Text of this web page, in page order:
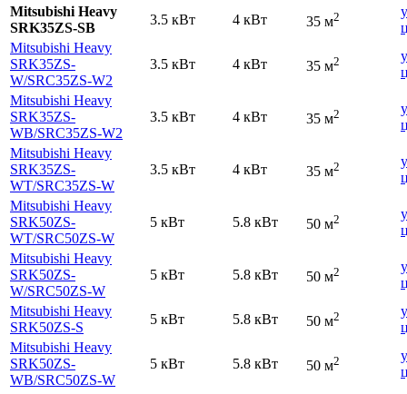
Mitsubishi Heavy
SRK35ZS-SB
3.5 кВт 4 кВт 35 м2
Mitsubishi Heavy
SRK35ZS-
W/SRC35ZS-W2
3.5 кВт 4 кВт 35 м2
Mitsubishi Heavy
SRK35ZS-
WB/SRC35ZS-W2
3.5 кВт 4 кВт 35 м2
Mitsubishi Heavy
SRK35ZS-
WT/SRC35ZS-W
3.5 кВт 4 кВт 35 м2
Mitsubishi Heavy
SRK50ZS-
WT/SRC50ZS-W
5 кВт 5.8 кВт 50 м2
Mitsubishi Heavy
SRK50ZS-
W/SRC50ZS-W
5 кВт 5.8 кВт 50 м2
Mitsubishi Heavy
SRK50ZS-S
5 кВт 5.8 кВт 50 м2
Mitsubishi Heavy
SRK50ZS-
WB/SRC50ZS-W
5 кВт 5.8 кВт 50 м2